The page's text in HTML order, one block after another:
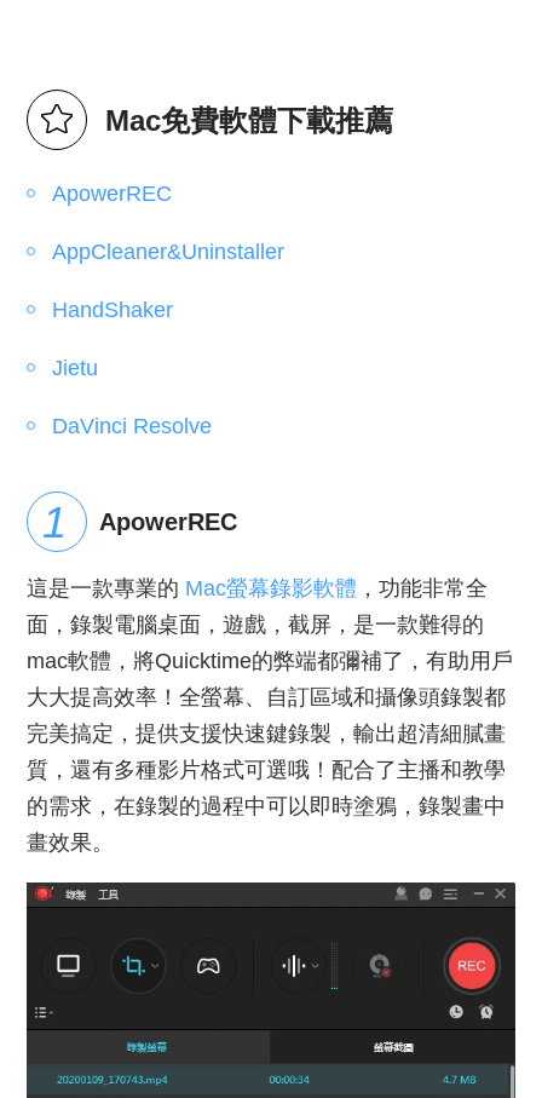
Mac免費軟體下載推薦
ApowerREC
AppCleaner&Uninstaller
HandShaker
Jietu
DaVinci Resolve
ApowerREC
這是一款專業的 Mac螢幕錄影軟體 ，功能非常全
面，錄製電腦桌面，遊戲，截屏，是一款難得的
mac軟體，將Quicktime的弊端都彌補了，有助用戶
大大提高效率！全螢幕、自訂區域和攝像頭錄製都
完美搞定，提供支援快速鍵錄製，輸出超清細膩畫
質，還有多種影片格式可選哦！配合了主播和教學
的需求，在錄製的過程中可以即時塗鴉，錄製畫中
畫效果。